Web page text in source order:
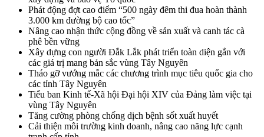
Phát động đợt cao điểm “500 ngày đêm thi đua hoàn thành
3.000 km đường bộ cao tốc”
Nâng cao nhận thức cộng đồng về sản xuất và canh tác cà
phê bền vững
Xây dựng con người Đắk Lắk phát triển toàn diện gắn với
các giá trị mang bản sắc vùng Tây Nguyên
Tháo gỡ vướng mắc các chương trình mục tiêu quốc gia cho
các tỉnh Tây Nguyên
Tiểu ban Kinh tế-Xã hội Đại hội XIV của Đảng làm việc tại
vùng Tây Nguyên
Tăng cường phòng chống dịch bệnh sốt xuất huyết
Cải thiện môi trường kinh doanh, nâng cao năng lực cạnh